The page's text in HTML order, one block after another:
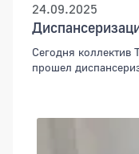
24.09.2025
Сегодня
прошел